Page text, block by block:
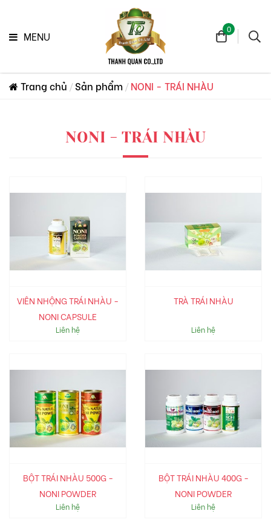
MENU
0
Trang chủ Sản phẩm NONI - TRÁI NHÀU
NONI - TRÁI NHÀU
VIÊN NHỘNG TRÁI NHÀU -
NONI CAPSULE
Liên hệ
TRÀ TRÁI NHÀU
Liên hệ
BỘT TRÁI NHÀU 500G -
NONI POWDER
Liên hệ
BỘT TRÁI NHÀU 400G -
NONI POWDER
Liên hệ